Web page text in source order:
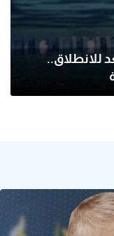
للانطلاق..